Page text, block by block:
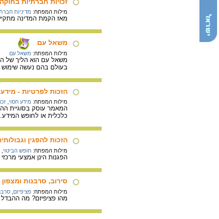
מילות המפתח: מדיניות
מאז הקמת המדינה
משאל עם
מילות המפתח: משאל עם
משאל עם הוא הליך של
בעולם בהם נעשה
הזכות לפרטיות -
מילות המפתח: מידע חסוי
המאמר עוסק בסוגיית
כלכלית או לחופש
הזכות להפגין
מילות המפתח: חופש הביטוי
הפגנות הינן אמצעי
סירוב, סרבנות ומצפון
מילות המפתח: פציפיזם
מהו פציפיזם? מה ההבדל